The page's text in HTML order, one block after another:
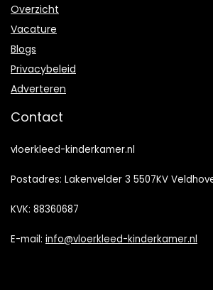
Overzicht
Vacature
Blogs
Privacybeleid
Adverteren
Contact
vloerkleed-kinderkamer.nl
Postadres: Lakenvelder 3 5507KV
KVK: 88360687
E-mail: info@vloerkleed-kinderkamer.nl